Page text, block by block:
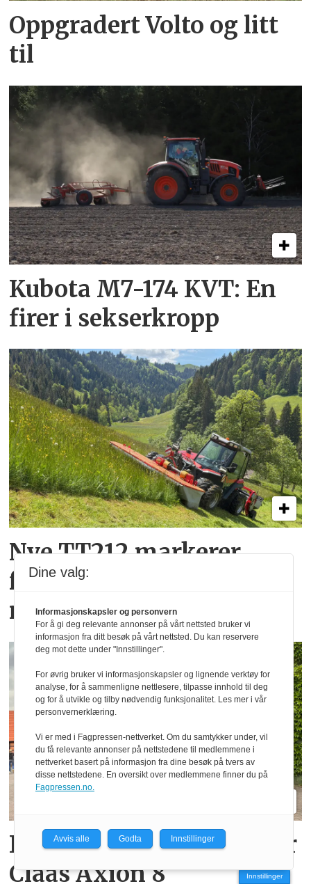
Oppgradert Volto og litt
til
Kubota M7-174 KVT: En
firer i sekserkropp
Nye TT212 markerer
femti år­ med
redskapsbærere fra Aebi
Komfort er stikkordet for
Claas Axion 8
Innstillinger
Dine valg:
Informasjonskapsler og personvern
For å gi deg relevante annonser på vårt nettsted bruker vi
informasjon fra ditt besøk på vårt nettsted. Du kan reservere
deg mot dette under "Innstillinger".
For øvrig bruker vi informasjonskapsler og lignende verktøy for
analyse, for å sammenligne nettlesere, tilpasse innhold til deg
og for å utvikle og tilby nødvendig funksjonalitet. Les mer i vår
personvernerklæring.
Vi er med i Fagpressen-nettverket. Om du samtykker under, vil
du få relevante annonser på nettstedene til medlemmene i
nettverket basert på informasjon fra dine besøk på tvers av
disse nettstedene. En oversikt over medlemmene finner du på
Fagpressen.no.
Avvis alle Godta Innstillinger